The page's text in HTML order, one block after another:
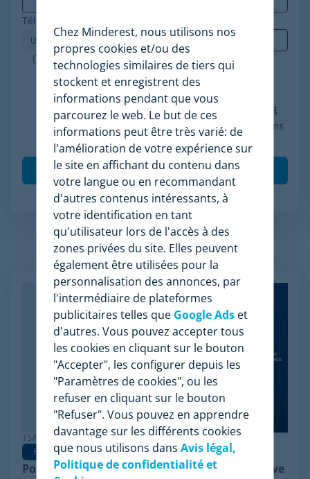
Téléphone
Minderest est une entreprise certifiée ISO-27001.
J'accepte le traitement de mes données
conformément à la politique de confidentialité, je
consens à recevoir des communications marketing
de Minderest et je comprends que mes interactions
(ouvertures et clics) seront mesurées pour per
Articles apparentés
15/06/2026
Pricing Software
Pourquoi Minderest est la meilleure alternative
Chez Minderest, nous utilisons nos
propres cookies et/ou des
technologies similaires de tiers qui
stockent et enregistrent des
informations pendant que vous
parcourez le web. Le but de ces
informations peut être très varié: de
l'amélioration de votre expérience sur
le site en affichant du contenu dans
votre langue ou en recommandant
d'autres contenus intéressants, à
votre identification en tant
qu'utilisateur lors de l'accès à des
zones privées du site. Elles peuvent
également être utilisées pour la
personnalisation des annonces, par
l'intermédiaire de plateformes
publicitaires telles que Google Adset
d'autres. Vous pouvez accepter tous
les cookies en cliquant sur le bouton
"Accepter", les configurer depuis les
"Paramètres de cookies", ou les
refuser en cliquant sur le bouton
"Refuser". Vous pouvez en apprendre
davantage sur les différents cookies
que nous utilisons dans Avis légal,
Politique de confidentialité et